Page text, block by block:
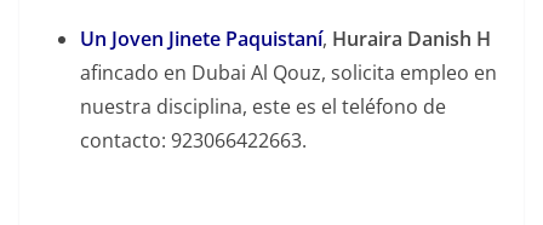
Un Joven Jinete Paquistaní, Huraira Danish H
afincado en Dubai Al Qouz, solicita empleo en
nuestra disciplina, este es el teléfono de
contacto: 923066422663.